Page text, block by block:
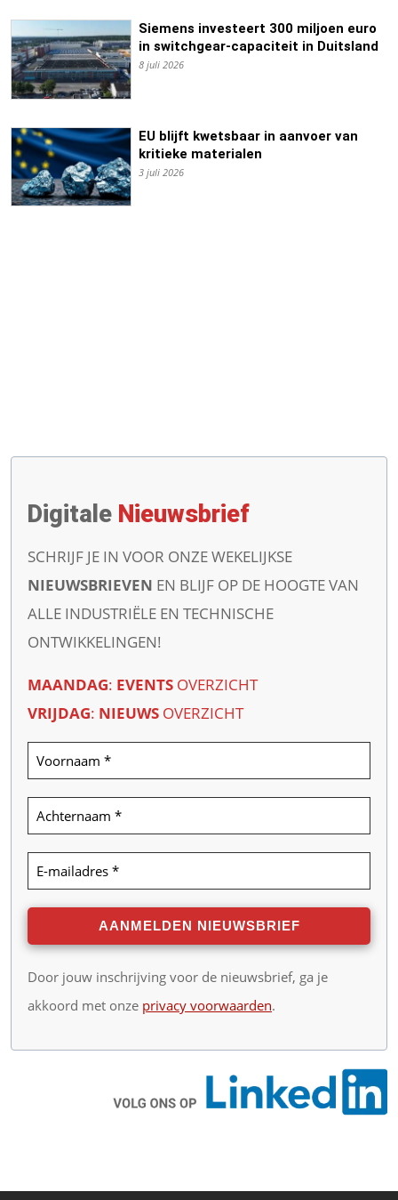
Siemens investeert 300 miljoen euro
in switchgear-capaciteit in Duitsland
8 juli 2026
EU blijft kwetsbaar in aanvoer van
kritieke materialen
3 juli 2026
Digitale Nieuwsbrief
SCHRIJF JE IN VOOR ONZE WEKELIJKSE
NIEUWSBRIEVEN EN BLIJF OP DE HOOGTE VAN
ALLE INDUSTRIËLE EN TECHNISCHE
ONTWIKKELINGEN!
MAANDAG: EVENTS OVERZICHT
VRIJDAG: NIEUWS OVERZICHT
Door jouw inschrijving voor de nieuwsbrief, ga je
akkoord met onze privacy voorwaarden.